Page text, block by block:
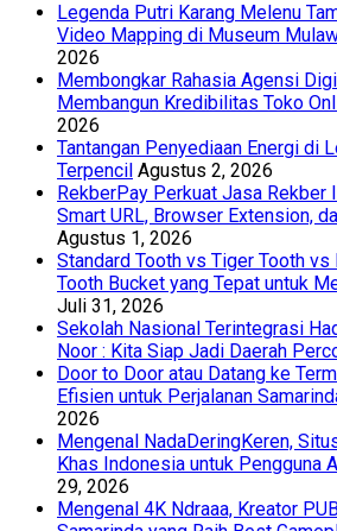
Legenda Putri Karang Melenu
Video Mapping di Museum
2026
Membongkar Rahasia Agensi
Membangun Kredibilitas Toko
2026
Tantangan Penyediaan Energi di
Terpencil Agustus 2, 2026
RekberPay Perkuat Jasa Rekber
Smart URL, Browser Extension,
Agustus 1, 2026
Standard Tooth vs Tiger Tooth vs
Tooth Bucket yang Tepat untuk
Juli 31, 2026
Sekolah Nasional Terintegrasi
Noor : Kita Siap Jadi Daerah
Door to Door atau Datang ke
Efisien untuk Perjalanan
2026
Mengenal NadaDeringKeren,
Khas Indonesia untuk Pengguna
29, 2026
Mengenal 4K Ndraaa, Kreator